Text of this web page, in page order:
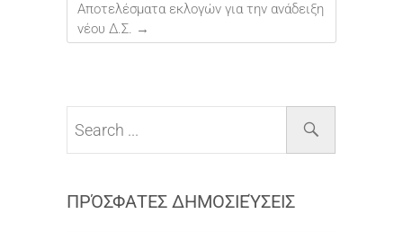
Αποτελέσματα εκλογών για την ανάδειξη
νέου Δ.Σ. →
ΠΡΌΣΦΑΤΕΣ ΔΗΜΟΣΙΕΎΣΕΙΣ